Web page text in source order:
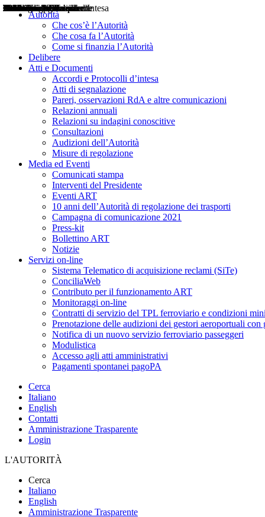
Autorità
Che cos’è l’Autorità
Che cosa fa l’Autorità
Come si finanzia l’Autorità
Delibere
Atti e Documenti
Accordi e Protocolli d’intesa
Atti di segnalazione
Pareri, osservazioni RdA e altre comunicazioni
Relazioni annuali
Relazioni su indagini conoscitive
Consultazioni
Audizioni dell’Autorità
Misure di regolazione
Media ed Eventi
Comunicati stampa
Interventi del Presidente
Eventi ART
10 anni dell’Autorità di regolazione dei trasporti
Campagna di comunicazione 2021
Press-kit
Bollettino ART
Notizie
Servizi on-line
Sistema Telematico di acquisizione reclami (SiTe)
ConciliaWeb
Contributo per il funzionamento ART
Monitoraggi on-line
Contratti di servizio del TPL ferroviario e condizioni
Prenotazione delle audizioni dei gestori aeroportuali con
Notifica di un nuovo servizio ferroviario passeggeri
Modulistica
Accesso agli atti amministrativi
Pagamenti spontanei pagoPA
Cerca
Italiano
English
Contatti
Amministrazione Trasparente
Login
L'AUTORITÀ
Cerca
Italiano
English
Amministrazione Trasparente
Delibere
Pareri
Consultazioni
Audizioni
Atti di Segnalazione
Accordi e Protocolli d'Intesa
Relazioni annuali
Misure di regolazione
Notizie
Comunicati Stampa
Bollettini ART
Convegni ART
Interviste del Presidente
Articoli in primo piano
Interventi del Presidente
2004
2005
2010
2013
2014
2015
2016
2017
2018
2019
202
2020
2021
2022
2023
2024
2025
2026
Aereo
Marittimo
Terrestre